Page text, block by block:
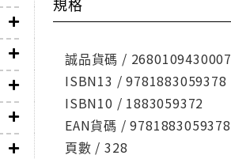
誠品貨碼 / 2680109430007
ISBN13 / 9781883059378
ISBN10 / 1883059372
EAN貨碼 / 9781883059378
頁數 / 328